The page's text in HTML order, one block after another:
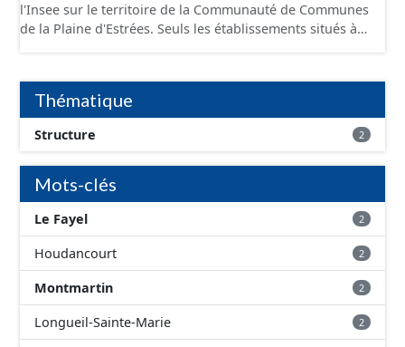
l'Insee sur le territoire de la Communauté de Communes
de la Plaine d'Estrées. Seuls les établissements situés à
conformément aux prescriptions du standard CNIG Sites
Économiques. Ce lot ne contient pas la référence aux
terrains à vocation économique à ce jour. Il est filtré au-
delà des prescriptions du CNIG se limitant aux SCI.
Thématique
Structure 2
Mots-clés
Le Fayel 2
Houdancourt 2
Montmartin 2
Longueil-Sainte-Marie 2